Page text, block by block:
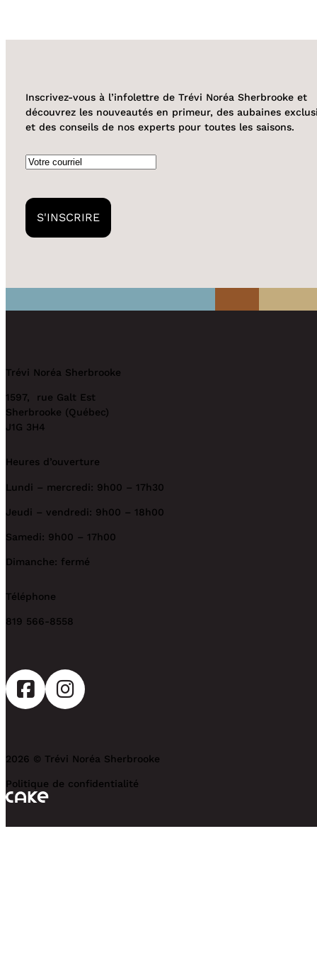
Inscrivez-vous à l’infolettre de Trévi Noréa Sherbrooke et
découvrez les nouveautés en primeur, des aubaines
et des conseils de nos experts pour toutes les saisons.
Courriel
S'INSCRIRE
Trévi Noréa Sherbrooke
1597, rue Galt Est
Sherbrooke (Québec)
J1G 3H4
Heures d’ouverture
Lundi – mercredi: 9h00 – 17h30
Jeudi – vendredi: 9h00 – 18h00
Samedi: 9h00 – 17h00
Dimanche: fermé
Téléphone
819 566-8558
Politique de confidentialité
2026 © Trévi Noréa Sherbrooke